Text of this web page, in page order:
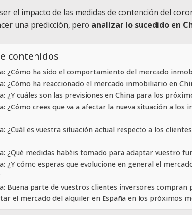
el impacto de las medidas de contención del
una predicción, pero analizar lo sucedido en
contenidos
¿Cómo ha sido el comportamiento del mercado
¿Cómo ha reaccionado el mercado inmobiliario en
¿Y cuáles son las previsiones en China para los
¿Cómo crees que va a afectar la nueva situación a los
¿Cuál es vuestra situación actual respecto a los
¿Qué medidas habéis tomado para adaptar vuestro
¿Y cómo esperas que evolucione en general el
Buena parte de vuestros clientes inversores compran
el mercado del alquiler en España en los próximos